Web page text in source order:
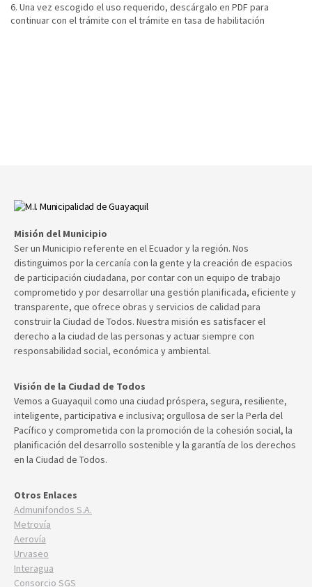
6. Una vez escogido el uso requerido, descárgalo en PDF para
continuar con el trámite con el trámite en tasa de habilitación
Misión del Municipio
Ser un Municipio referente en el Ecuador y la región. Nos
distinguimos por la cercanía con la gente y la creación de espacios
de participación ciudadana, por contar con un equipo de trabajo
comprometido y por desarrollar una gestión planificada, eficiente y
transparente, que ofrece obras y servicios de calidad para
construir la Ciudad de Todos. Nuestra misión es satisfacer el
derecho a la ciudad de las personas y actuar siempre con
responsabilidad social, económica y ambiental.
Visión de la Ciudad de Todos
Vemos a Guayaquil como una ciudad próspera, segura, resiliente,
inteligente, participativa e inclusiva; orgullosa de ser la Perla del
Pacífico y comprometida con la promoción de la cohesión social, la
planificación del desarrollo sostenible y la garantía de los derechos
en la Ciudad de Todos.
Otros Enlaces
Admunifondos S.A.
Metrovía
Aerovía
Urvaseo
Interagua
Consorcio SGS